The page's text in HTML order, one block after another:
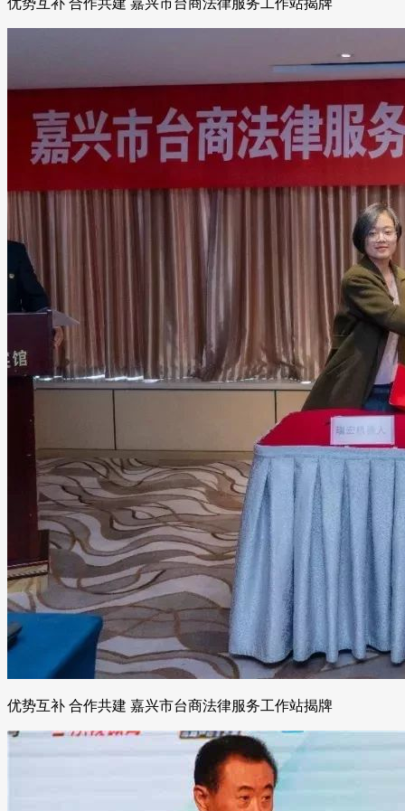
优势互补 合作共建 嘉兴市台商法律服务工作站揭牌